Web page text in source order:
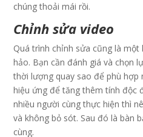
chúng thoải mái rồi.
Chỉnh sửa video
Quá trình chỉnh sửa cũng là
hảo. Bạn cần đánh giá và chọn
thời lượng quay sao để phù hợp
hiệu ứng để tăng thêm tính độc
nhiều người cùng thực hiện thì
và không bỏ sót. Sau đó là bàn
cùng.